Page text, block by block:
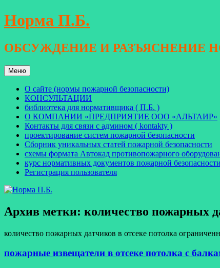
Перейти
к
Норма П.Б.
ОБСУЖДЕНИЕ И РАЗЪЯСНЕНИЕ
Меню
О сайте (нормы пожарной безопасности)
КОНСУЛЬТАЦИИ
библиотека для нормативщика ( П.Б. )
О КОМПАНИИ «ПРЕДПРИЯТИЕ ООО «АЛЬТАИР»
Контакты для связи с админом ( kontakty )
проектирование систем пожарной безопасности
Сборник уникальных статей пожарной безопасности
схемы формата Автокад противопожарного
курс нормативных документов пожарной безопасности
Регистрация пользователя
Архив метки: количество пожарных
количество пожарных датчиков в отсеке потолка
пожарные извещатели в отсеке потолка с